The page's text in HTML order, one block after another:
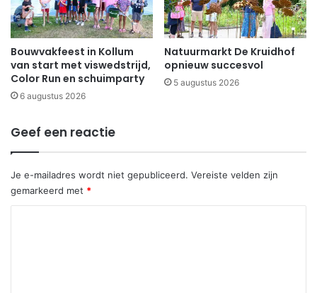
Bouwvakfeest in Kollum
van start met viswedstrijd,
Color Run en schuimparty
6 augustus 2026
Natuurmarkt De Kruidhof
opnieuw succesvol
5 augustus 2026
Geef een reactie
Je e-mailadres wordt niet gepubliceerd. Vereiste velden zijn
gemarkeerd met *